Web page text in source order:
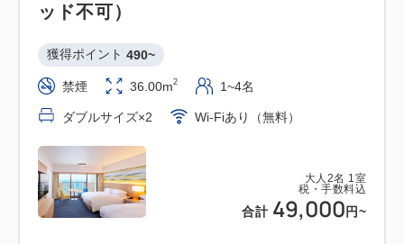
大人 2名 1室
税・手数料込
合計 49,000 円~
ッド不可）
獲得ポイント 490~
禁煙 36.00m2 1~4名
ダブルサイズ×2 Wi-Fiあり（無料）